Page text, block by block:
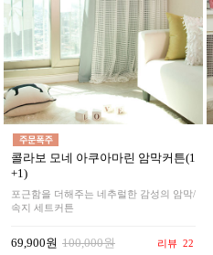
콜라보 모네 아쿠아마린 암막커튼(1
+1)
포근함을 더해주는 네추럴한 감성의 암막/
속지 세트커튼
69,900원 100,000원 리뷰 22